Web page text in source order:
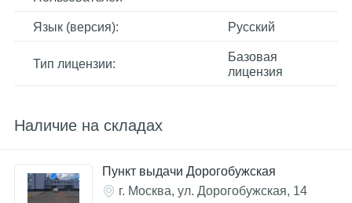
Язык (версия): Русский
Тип лицензии:
Базовая
лицензия
Наличие на складах
Пункт выдачи Дорогобужская
г. Москва, ул. Дорогобужская, 14